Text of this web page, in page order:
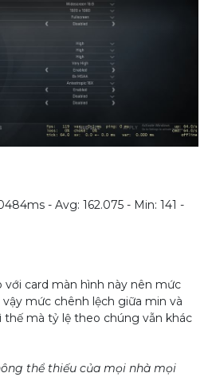
- Avg: 162.075 - Min: 141 -
với card màn hình này nên mức
mức chênh lệch giữa min và
mà tỷ lệ theo chúng vẫn khác
thể thiếu của mọi nhà mọi